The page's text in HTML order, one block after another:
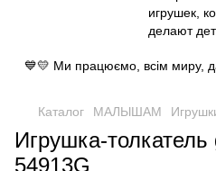
💙💛 Ми працюємо, всім миру,
Каталог МАЛЫШАМ
Игрушка-толкатель
54913G